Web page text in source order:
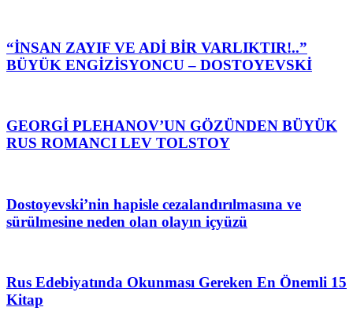
“İNSAN ZAYIF VE ADİ BİR VARLIKTIR!..”
BÜYÜK ENGİZİSYONCU – DOSTOYEVSKİ
GEORGİ PLEHANOV’UN GÖZÜNDEN BÜYÜK
RUS ROMANCI LEV TOLSTOY
Dostoyevski’nin hapisle cezalandırılmasına ve
sürülmesine neden olan olayın içyüzü
Rus Edebiyatında Okunması Gereken En Önemli 15
Kitap